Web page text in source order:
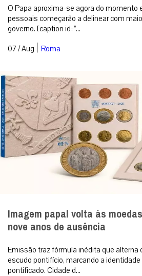
O Papa aproxima-se agora do momento
pessoais começarão a delinear com
governo. [caption id=”...
07 / Aug | Roma
Imagem papal volta às
nove anos de ausência
Emissão traz fórmula inédita que alterna
escudo pontifício, marcando a
pontificado. Cidade d...